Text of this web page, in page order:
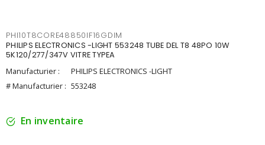
PHI10T8CORE48850IF16GDIM
PHILIPS ELECTRONICS -LIGHT 553248 TUBE DEL T8 48PO 10W
5K120/277/347V VITRE TYPEA
Manufacturier :
PHILIPS ELECTRONICS -LIGHT
# Manufacturier : 553248
En inventaire